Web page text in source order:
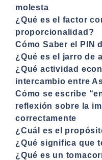
molesta
¿Qué es el factor
proporcionalidad?
Cómo Saber el PIN
¿Qué es el jarro de
¿Qué actividad
intercambio entre
Cómo se escribe
reflexión sobre la
correctamente
¿Cuál es el
¿Qué significa que
¿Qué es un